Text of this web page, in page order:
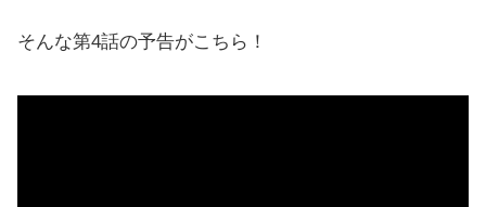
そんな第4話の予告がこちら！